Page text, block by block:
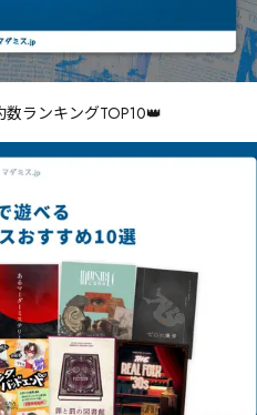
数ランキングTOP10👑